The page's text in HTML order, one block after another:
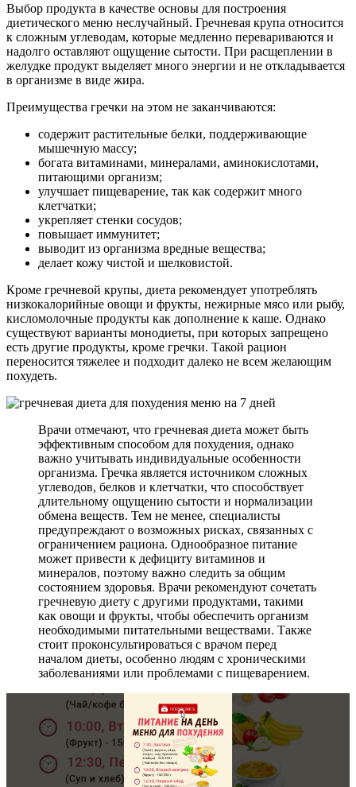
Выбор продукта в качестве основы для построения
диетического меню неслучайный. Гречневая крупа относится
к сложным углеводам, которые медленно перевариваются и
надолго оставляют ощущение сытости. При расщеплении в
желудке продукт выделяет много энергии и не откладывается
в организме в виде жира.
Преимущества гречки на этом не заканчиваются:
содержит растительные белки, поддерживающие
мышечную массу;
богата витаминами, минералами, аминокислотами,
питающими организм;
улучшает пищеварение, так как содержит много
клетчатки;
укрепляет стенки сосудов;
повышает иммунитет;
выводит из организма вредные вещества;
делает кожу чистой и шелковистой.
Кроме гречневой крупы, диета рекомендует употреблять
низкокалорийные овощи и фрукты, нежирные мясо или рыбу,
кисломолочные продукты как дополнение к каше. Однако
существуют варианты монодиеты, при которых запрещено
есть другие продукты, кроме гречки. Такой рацион
переносится тяжелее и подходит далеко не всем желающим
похудеть.
Врачи отмечают, что гречневая диета может быть
эффективным способом для похудения, однако
важно учитывать индивидуальные особенности
организма. Гречка является источником сложных
углеводов, белков и клетчатки, что способствует
длительному ощущению сытости и нормализации
обмена веществ. Тем не менее, специалисты
предупреждают о возможных рисках, связанных с
ограничением рациона. Однообразное питание
может привести к дефициту витаминов и
минералов, поэтому важно следить за общим
состоянием здоровья. Врачи рекомендуют сочетать
гречневую диету с другими продуктами, такими
как овощи и фрукты, чтобы обеспечить организм
необходимыми питательными веществами. Также
стоит проконсультироваться с врачом перед
началом диеты, особенно людям с хроническими
заболеваниями или проблемами с пищеварением.